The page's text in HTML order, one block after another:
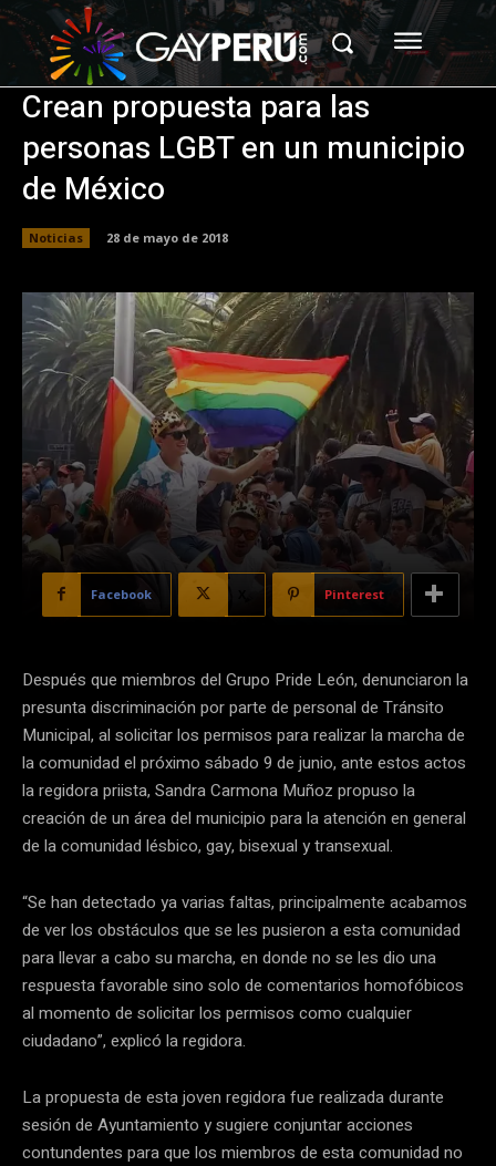
Crean propuesta para las
personas LGBT en un municipio
de México
Noticias 28 de mayo de 2018
Facebook Pinterest
Después que miembros del Grupo Pride León, denunciaron la
presunta discriminación por parte de personal de Tránsito
Municipal, al solicitar los permisos para realizar la marcha de
la comunidad el próximo sábado 9 de junio, ante estos actos
la regidora priista, Sandra Carmona Muñoz propuso la
creación de un área del municipio para la atención en general
de la comunidad lésbico, gay, bisexual y transexual.
“Se han detectado ya varias faltas, principalmente acabamos
de ver los obstáculos que se les pusieron a esta comunidad
para llevar a cabo su marcha, en donde no se les dio una
respuesta favorable sino solo de comentarios homofóbicos
al momento de solicitar los permisos como cualquier
ciudadano”, explicó la regidora.
La propuesta de esta joven regidora fue realizada durante
sesión de Ayuntamiento y sugiere conjuntar acciones
contundentes para que los miembros de esta comunidad no